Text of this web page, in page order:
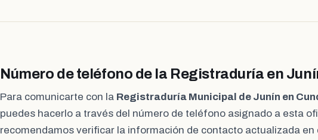
Número de teléfono de la Registraduría en
Para comunicarte con la Registraduría Municipal de Junín en
puedes hacerlo a través del número de teléfono asignado a esta
recomendamos verificar la información de contacto actualizada en